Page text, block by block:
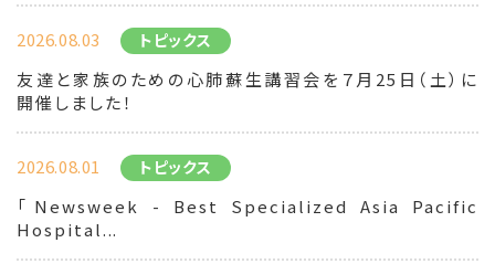
2026.08.03 トピックス
友達と家族のための心肺蘇生講習会を７月25日（土）に
開催しました！
2026.08.01 トピックス
「Newsweek - Best Specialized Asia Pacific
Hospital...